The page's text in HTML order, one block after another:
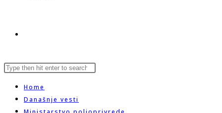
website
Search
website
Press
Home
Današnje vesti